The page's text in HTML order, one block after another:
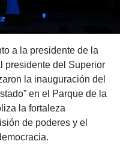
a la presidente de la
presidente del Superior
la inauguración del
en el Parque de la
la fortaleza
de poderes y el